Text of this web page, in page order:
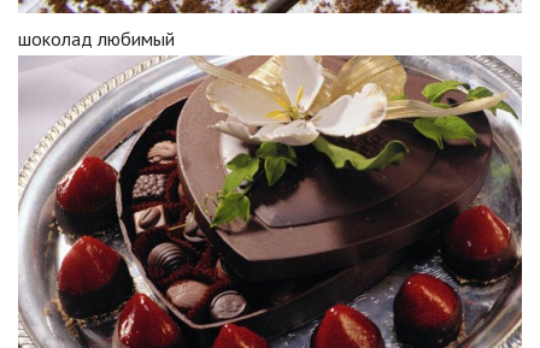
шоколад любимый